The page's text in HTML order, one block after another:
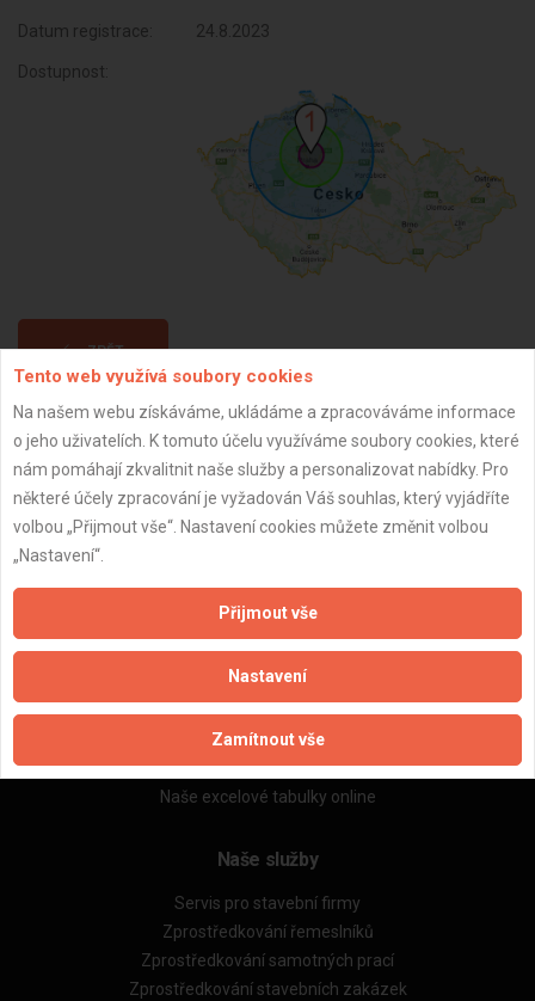
Datum registrace: 24.8.2023
Dostupnost:
ZPĚT
Aktualizováno z portálu ARES dne 02.01.2024 02:30:11
Naše firmy a řemeslníci
Zpracování a ochrana osobních údajů
Zásady pro používání souborů cookie
Obchodní podmínky (zprostředkování)
Obchodní podmínky (rozpočtování)
Reference
Naše excelové tabulky online
Naše služby
Servis pro stavební firmy
Zprostředkování řemeslníků
Zprostředkování samotných prací
Zprostředkování stavebních zakázek
Tento web využívá soubory cookies
Na našem webu získáváme, ukládáme a zpracováváme informace
o jeho uživatelích. K tomuto účelu využíváme soubory cookies, které
nám pomáhají zkvalitnit naše služby a personalizovat nabídky. Pro
některé účely zpracování je vyžadován Váš souhlas, který vyjádříte
volbou „Přijmout vše“. Nastavení cookies můžete změnit volbou
„Nastavení“.
Přijmout vše
Nastavení
Zamítnout vše